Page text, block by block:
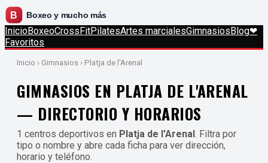
InicioBoxeoCrossFitPilatesArtes marcialesGimnasiosBlog❤
Favoritos
Inicio › Gimnasios › Platja de l'Arenal
GIMNASIOS EN PLATJA DE L'ARENAL
— DIRECTORIO Y HORARIOS
1 centros deportivos en Platja de l'Arenal. Filtra por
tipo o nombre y abre cada ficha para ver dirección,
horario y teléfono.